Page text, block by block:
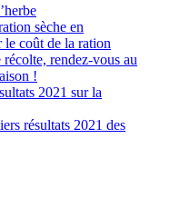
sèche en
le coût de la ration
rendez-vous au
!
2021 sur la
résultats 2021 des